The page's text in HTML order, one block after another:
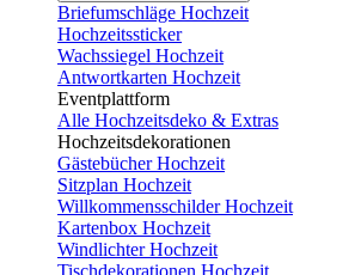
Briefumschläge Hochzeit
Hochzeitssticker
Wachssiegel Hochzeit
Antwortkarten Hochzeit
Eventplattform
Alle Hochzeitsdeko & Extras
Hochzeitsdekorationen
Gästebücher Hochzeit
Sitzplan Hochzeit
Willkommensschilder Hochzeit
Kartenbox Hochzeit
Windlichter Hochzeit
Tischdekorationen Hochzeit